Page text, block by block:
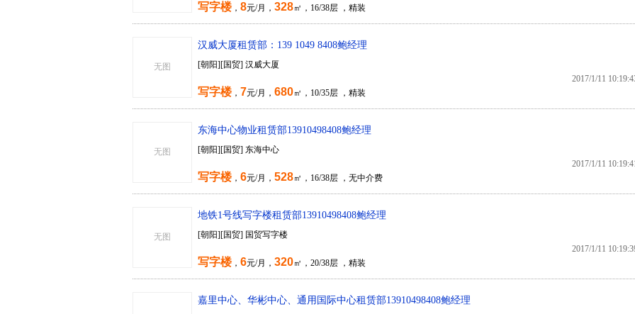
写字楼， 8元/月， 328㎡，16/38层 ，精装
无图
汉威大厦租赁部：139 1049 8408鲍经理
[朝阳][国贸] 汉威大厦
写字楼， 7元/月， 680㎡，10/35层 ，精装
2017/1/11
无图
东海中心物业租赁部13910498408鲍经理
[朝阳][国贸] 东海中心
写字楼， 6元/月， 528㎡，16/38层 ，无中介费
2017/1/11
无图
地铁1号线写字楼租赁部13910498408鲍经理
[朝阳][国贸] 国贸写字楼
写字楼， 6元/月， 320㎡，20/38层 ，精装
2017/1/11
嘉里中心、华彬中心、通用国际中心租赁部13910498408鲍经理